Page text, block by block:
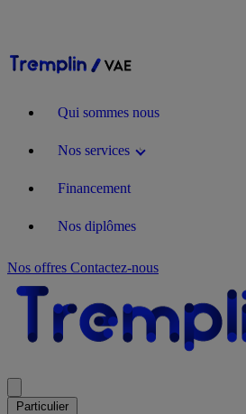
Qui sommes nous
Nos services
Financement
Nos diplômes
Nos offres Contactez-nous
Particulier